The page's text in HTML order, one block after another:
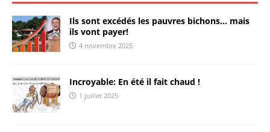
Ils sont excédés les pauvres bichons… mais
ils vont payer!
4 novembre 2025
Incroyable: En été il fait chaud !
1 juillet 2025